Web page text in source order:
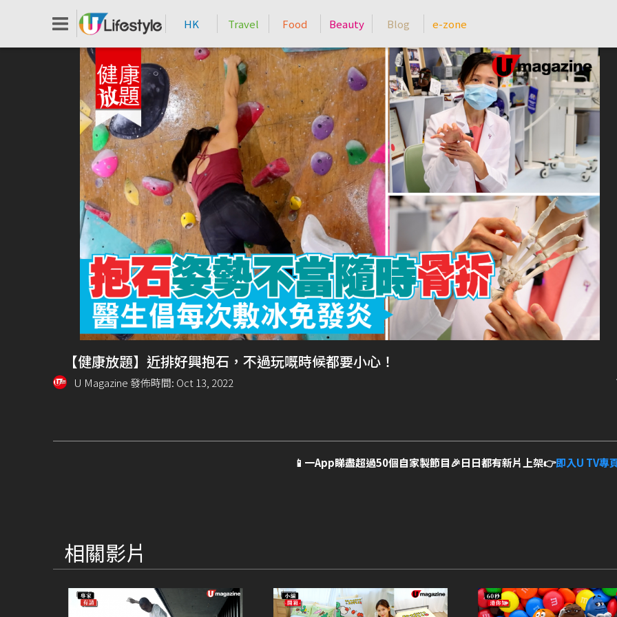
HK Travel Food Beauty Blog e-zone
【健康放題】近排好興抱石，不過玩嘅時候都要小心！
U Magazine 發佈時間: Oct 13, 2022
📱一App睇盡超過50個自家製節目🎉日日都有新片上架👉即入U TV專
相關影片